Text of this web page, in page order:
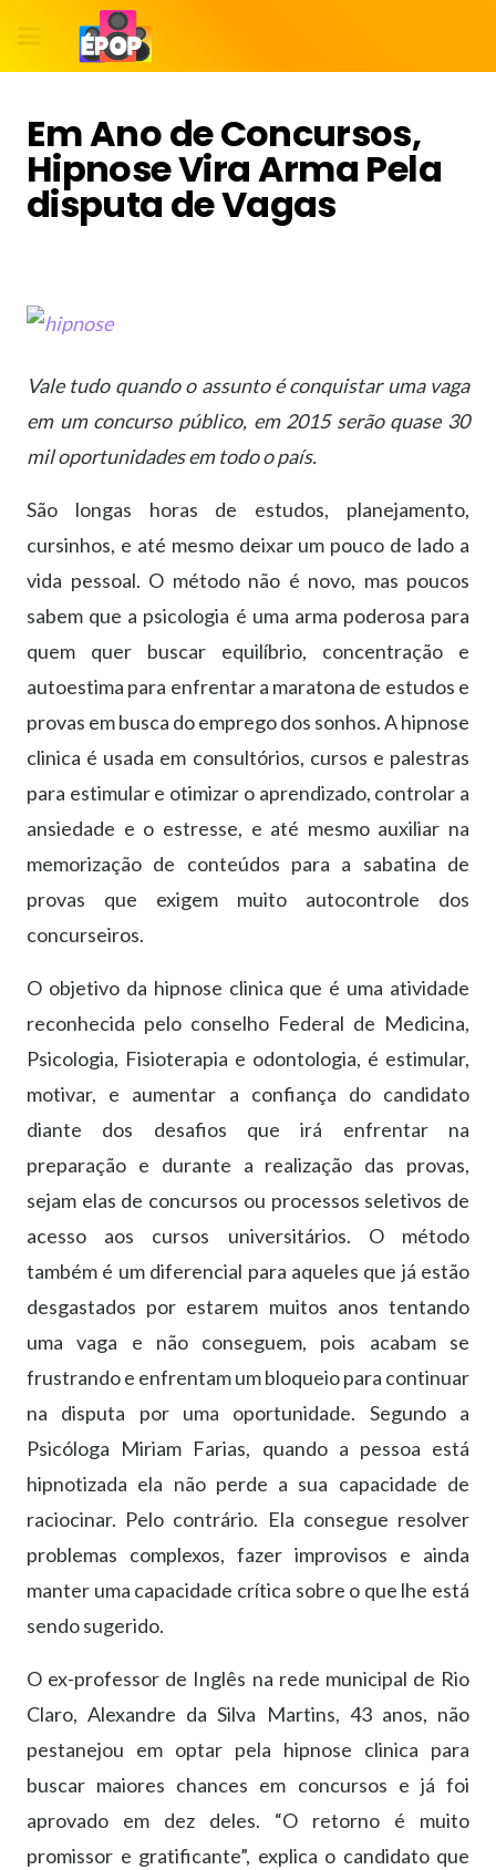
Em Ano de Concursos,
Hipnose Vira Arma Pela
disputa de Vagas
Vale tudo quando o assunto é conquistar uma vaga
em um concurso público, em 2015 serão quase 30
mil oportunidades em todo o país.
São longas horas de estudos, planejamento,
cursinhos, e até mesmo deixar um pouco de lado a
vida pessoal. O método não é novo, mas poucos
sabem que a psicologia é uma arma poderosa para
quem quer buscar equilíbrio, concentração e
autoestima para enfrentar a maratona de estudos e
provas em busca do emprego dos sonhos. A hipnose
clinica é usada em consultórios, cursos e palestras
para estimular e otimizar o aprendizado, controlar a
ansiedade e o estresse, e até mesmo auxiliar na
memorização de conteúdos para a sabatina de
provas que exigem muito autocontrole dos
concurseiros.
O objetivo da hipnose clinica que é uma atividade
reconhecida pelo conselho Federal de Medicina,
Psicologia, Fisioterapia e odontologia, é estimular,
motivar, e aumentar a confiança do candidato
diante dos desafios que irá enfrentar na
preparação e durante a realização das provas,
sejam elas de concursos ou processos seletivos de
acesso aos cursos universitários. O método
também é um diferencial para aqueles que já estão
desgastados por estarem muitos anos tentando
uma vaga e não conseguem, pois acabam se
frustrando e enfrentam um bloqueio para continuar
na disputa por uma oportunidade. Segundo a
Psicóloga Miriam Farias, quando a pessoa está
hipnotizada ela não perde a sua capacidade de
raciocinar. Pelo contrário. Ela consegue resolver
problemas complexos, fazer improvisos e ainda
manter uma capacidade crítica sobre o que lhe está
sendo sugerido.
O ex-professor de Inglês na rede municipal de Rio
Claro, Alexandre da Silva Martins, 43 anos, não
pestanejou em optar pela hipnose clinica para
buscar maiores chances em concursos e já foi
aprovado em dez deles. “O retorno é muito
promissor e gratificante”, explica o candidato que